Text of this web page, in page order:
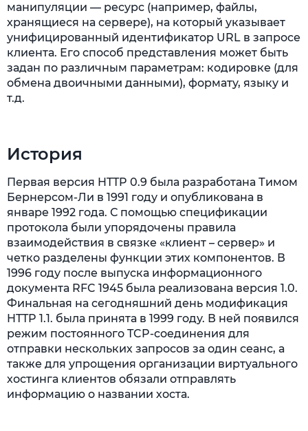
манипуляции — ресурс (например, файлы,
хранящиеся на сервере), на который указывает
унифицированный идентификатор URL в запросе
клиента. Его способ представления может быть
задан по различным параметрам: кодировке (для
обмена двоичными данными), формату, языку и
т.д.
История
Первая версия HTTP 0.9 была разработана Тимом
Бернерсом-Ли в 1991 году и опубликована в
январе 1992 года. С помощью спецификации
протокола были упорядочены правила
взаимодействия в связке «клиент – сервер» и
четко разделены функции этих компонентов. В
1996 году после выпуска информационного
документа RFC 1945 была реализована версия 1.0.
Финальная на сегодняшний день модификация
HTTP 1.1. была принята в 1999 году. В ней появился
режим постоянного TCP-соединения для
отправки нескольких запросов за один сеанс, а
также для упрощения организации виртуального
хостинга клиентов обязали отправлять
информацию о названии хоста.